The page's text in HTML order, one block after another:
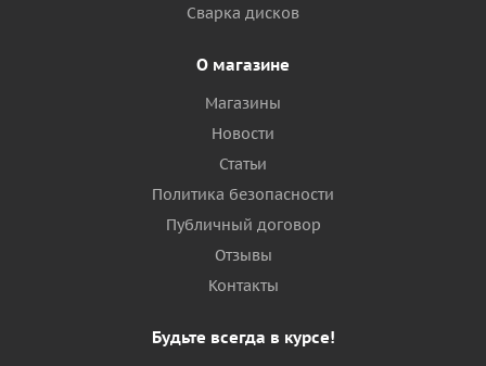
Сварка дисков
О магазине
Магазины
Новости
Статьи
Политика безопасности
Публичный договор
Отзывы
Контакты
Будьте всегда в курсе!